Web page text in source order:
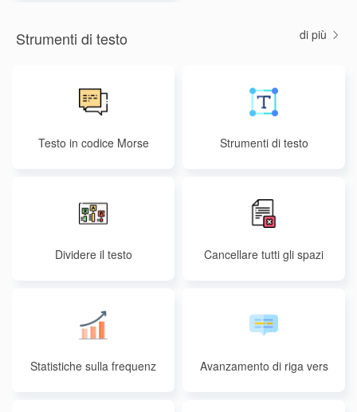
Strumenti di testo di più
Testo in codice Morse Strumenti di testo
Dividere il testo Cancellare tutti gli spazi
Statistiche sulla frequenz
Avanzamento di riga vers